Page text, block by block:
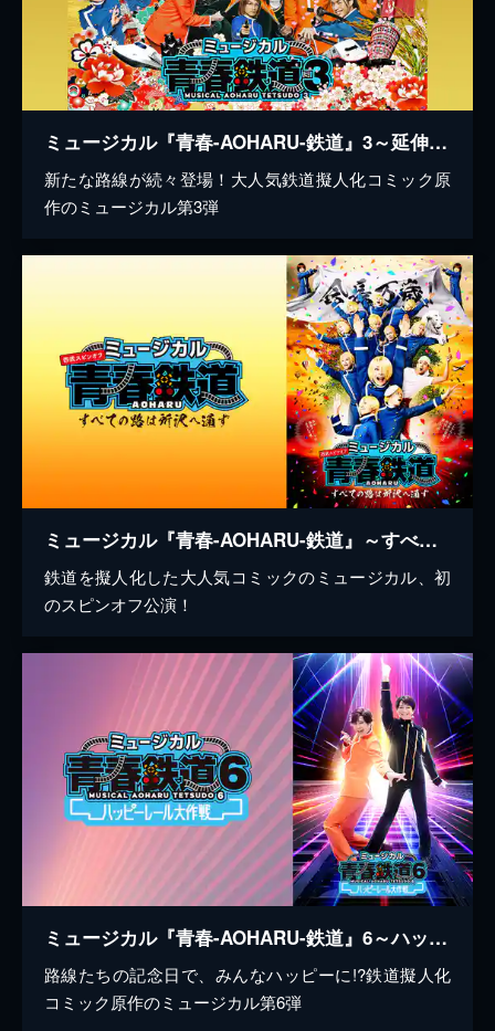
ミュージカル『青春-AOHARU-鉄道』3～延伸するは我にあり～
新たな路線が続々登場！大人気鉄道擬人化コミック原
作のミュージカル第3弾
ミュージカル『青春-AOHARU-鉄道』～すべての路は所沢へ通ず～
鉄道を擬人化した大人気コミックのミュージカル、初
のスピンオフ公演！
ミュージカル『青春-AOHARU-鉄道』6～ハッピーレール大作戦～
路線たちの記念日で、みんなハッピーに!?鉄道擬人化
コミック原作のミュージカル第6弾